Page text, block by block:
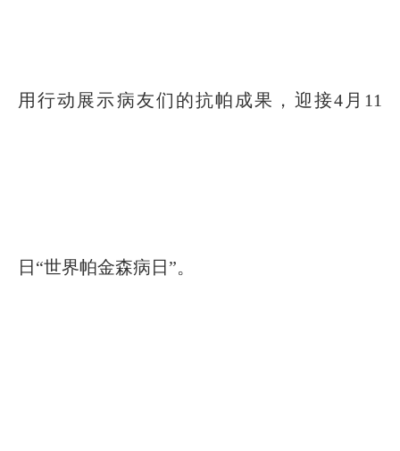
用行动展示病友们的抗帕成果，迎接4月11
日“世界帕金森病日”。